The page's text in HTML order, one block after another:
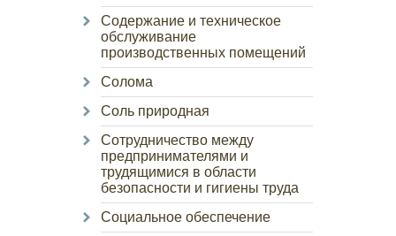
Содержание и техническое
обслуживание
производственных помещений
Солома
Соль природная
Сотрудничество между
предпринимателями и
трудящимися в области
безопасности и гигиены труда
Социальное обеспечение